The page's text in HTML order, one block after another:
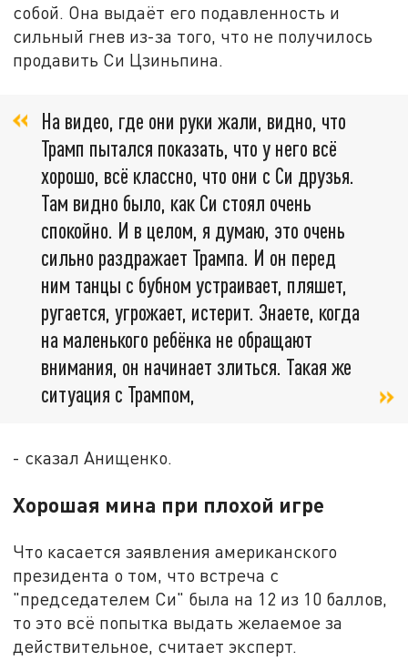
собой. Она выдаёт его подавленность и
сильный гнев из-за того, что не получилось
продавить Си Цзиньпина.
На видео, где они руки жали, видно, что
Трамп пытался показать, что у него всё
хорошо, всё классно, что они с Си друзья.
Там видно было, как Си стоял очень
спокойно. И в целом, я думаю, это очень
сильно раздражает Трампа. И он перед
ним танцы с бубном устраивает, пляшет,
ругается, угрожает, истерит. Знаете, когда
на маленького ребёнка не обращают
внимания, он начинает злиться. Такая же
ситуация с Трампом,
- сказал Анищенко.
Хорошая мина при плохой игре
Что касается заявления американского
президента о том, что встреча с
"председателем Си" была на 12 из 10 баллов,
то это всё попытка выдать желаемое за
действительное, считает эксперт.